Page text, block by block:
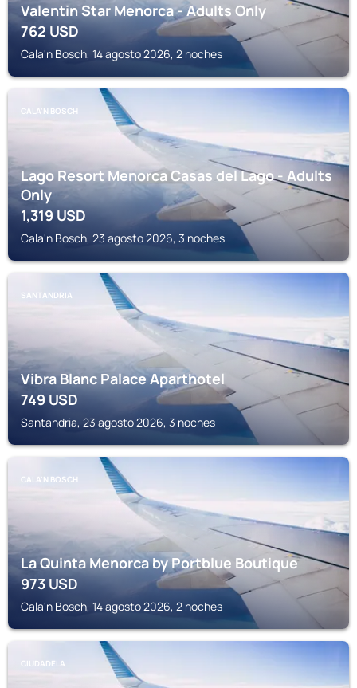
Valentin Star Menorca - Adults Only
762USD
Cala'n Bosch, 14 agosto 2026, 2 noches
CALA'N BOSCH
Lago Resort Menorca Casas del Lago - Adults
Only
1,319USD
Cala'n Bosch, 23 agosto 2026, 3 noches
SANTANDRIA
Vibra Blanc Palace Aparthotel
749USD
Santandria, 23 agosto 2026, 3 noches
CALA'N BOSCH
La Quinta Menorca by Portblue Boutique
973USD
Cala'n Bosch, 14 agosto 2026, 2 noches
CIUDADELA